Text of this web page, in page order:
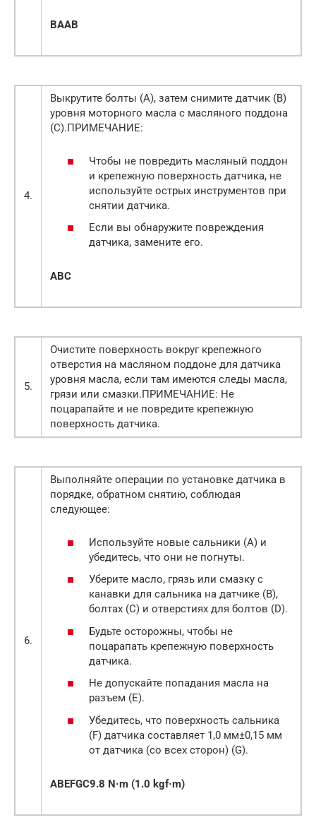
BAAB
4.
Выкрутите болты (А), затем снимите датчик (В)
уровня моторного масла с масляного поддона
(С).ПРИМЕЧАНИЕ:
Чтобы не повредить масляный поддон
и крепежную поверхность датчика, не
используйте острых инструментов при
снятии датчика.
Если вы обнаружите повреждения
датчика, замените его.
ABC
5.
Очистите поверхность вокруг крепежного
отверстия на масляном поддоне для датчика
уровня масла, если там имеются следы масла,
грязи или смазки.ПРИМЕЧАНИЕ: Не
поцарапайте и не повредите крепежную
поверхность датчика.
6.
Выполняйте операции по установке датчика в
порядке, обратном снятию, соблюдая
следующее:
Используйте новые сальники (А) и
убедитесь, что они не погнуты.
Уберите масло, грязь или смазку с
канавки для сальника на датчике (В),
болтах (С) и отверстиях для болтов (D).
Будьте осторожны, чтобы не
поцарапать крепежную поверхность
датчика.
Не допускайте попадания масла на
разъем (Е).
Убедитесь, что поверхность сальника
(F) датчика составляет 1,0 мм±0,15 мм
от датчика (со всех сторон) (G).
ABEFGC9.8 N·m (1.0 kgf·m)